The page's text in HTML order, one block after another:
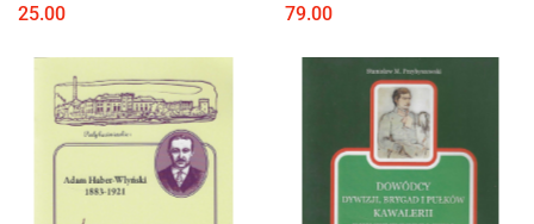
Legionów Polskich w Boju
pod Czarkowami 23
września..
25.00 79.00